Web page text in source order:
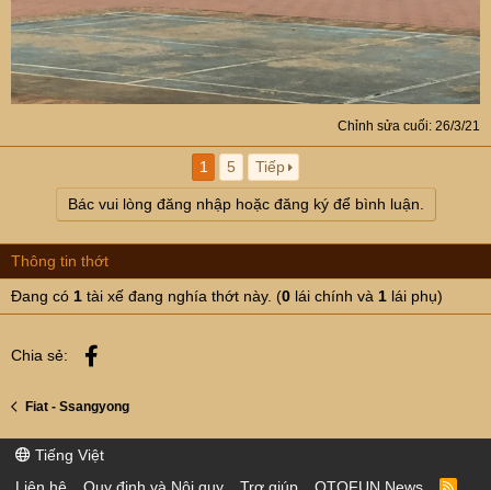
Chỉnh sửa cuối: 26/3/21
1 5 Tiếp
Bác vui lòng đăng nhập hoặc đăng ký để bình luận.
Thông tin thớt
Đang có 1 tài xế đang nghía thớt này. (0 lái chính và 1 lái phụ)
Chia sẻ:
Fiat - Ssangyong
Tiếng Việt
R